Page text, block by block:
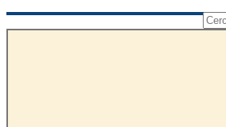
Campo di ricerca per le pagine del sito